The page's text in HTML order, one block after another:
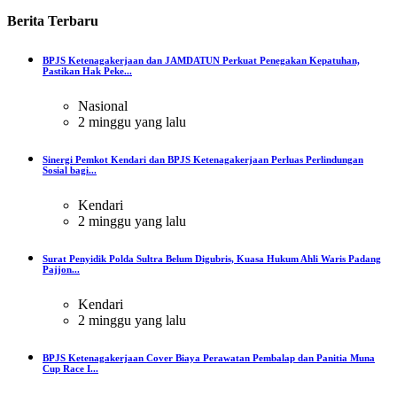
Berita Terbaru
BPJS Ketenagakerjaan dan JAMDATUN Perkuat Penegakan Kepatuhan,
Pastikan Hak Peke...
Nasional
2 minggu yang lalu
Sinergi Pemkot Kendari dan BPJS Ketenagakerjaan Perluas Perlindungan
Sosial bagi...
Kendari
2 minggu yang lalu
Surat Penyidik Polda Sultra Belum Digubris, Kuasa Hukum Ahli Waris Padang
Pajjon...
Kendari
2 minggu yang lalu
BPJS Ketenagakerjaan Cover Biaya Perawatan Pembalap dan Panitia Muna
Cup Race I...